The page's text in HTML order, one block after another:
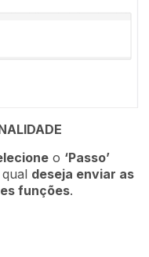
o ‘Passo’
deseja enviar as
funções.